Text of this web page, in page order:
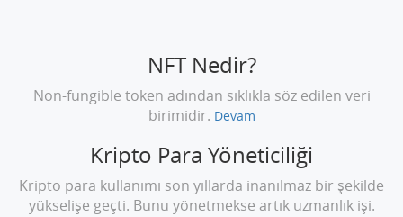
NFT Nedir?
Non-fungible token adından sıklıkla söz edilen veri
birimidir. Devam
Kripto Para Yöneticiliği
Kripto para kullanımı son yıllarda inanılmaz bir şekilde
yükselişe geçti. Bunu yönetmekse artık uzmanlık işi.